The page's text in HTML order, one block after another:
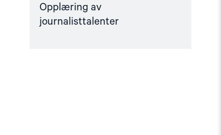
Opplæring av
journalisttalenter